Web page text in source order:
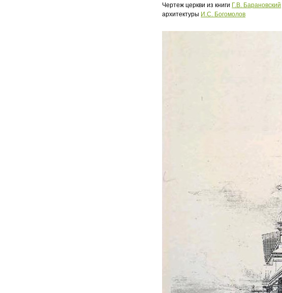
Чертеж церкви из книги Г.В. Барановский
архитектуры И.С. Богомолов